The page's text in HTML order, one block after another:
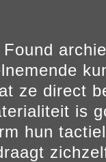
ze direct
is
hun